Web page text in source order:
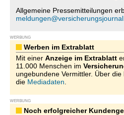
Allgemeine Pressemitteilungen
WERBUNG
Werben im Extrablatt
Mit einer Anzeige im Extrablatt
11.000 Menschen im
ungebundene Vermittler. Über die
die Mediadaten
WERBUNG
Noch erfolgreicher